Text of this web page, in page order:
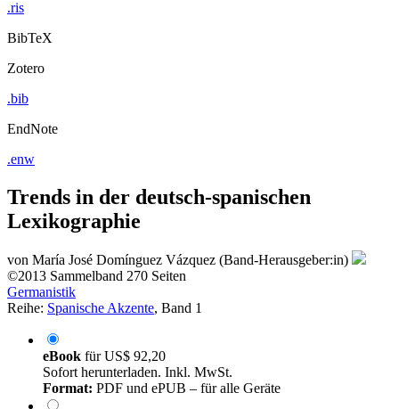
.ris
BibTeX
Zotero
.bib
EndNote
.enw
Trends in der deutsch-spanischen
Lexikographie
von María José Domínguez Vázquez (Band-Herausgeber:in)
©2013 Sammelband 270 Seiten
Germanistik
Reihe: Spanische Akzente, Band 1
eBook fürUS$ 92,20
Sofort herunterladen. Inkl. MwSt.
Format: PDF und ePUB – für alle Geräte